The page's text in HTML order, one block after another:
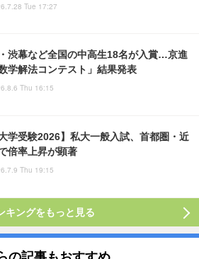
Tue 17:27
渋幕など全国の中高生18名が入賞…京進
数学解法コンテスト」結果発表
Thu 16:15
大学受験2026】私大一般入試、首都圏・近
倍率上昇が顕著
Thu 19:15
キングをもっと見る